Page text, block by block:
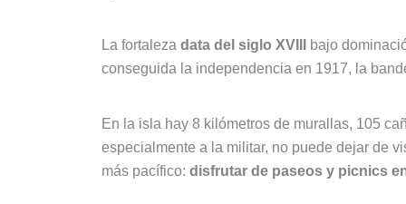
La fortaleza data del siglo XVIII
bajo
conseguida la independencia en 1917, la
En la isla hay 8 kilómetros de murallas, 105
especialmente a la militar, no puede dejar de
más pacífico: disfrutar de paseos y picnics